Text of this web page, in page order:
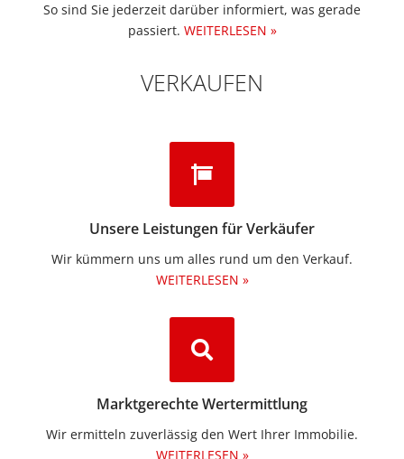
So sind Sie jederzeit darüber informiert, was gerade
passiert. WEITERLESEN »
VERKAUFEN
Unsere Leistungen für Verkäufer
Wir kümmern uns um alles rund um den Verkauf.
WEITERLESEN »
Marktgerechte Wertermittlung
Wir ermitteln zuverlässig den Wert Ihrer Immobilie.
WEITERLESEN »